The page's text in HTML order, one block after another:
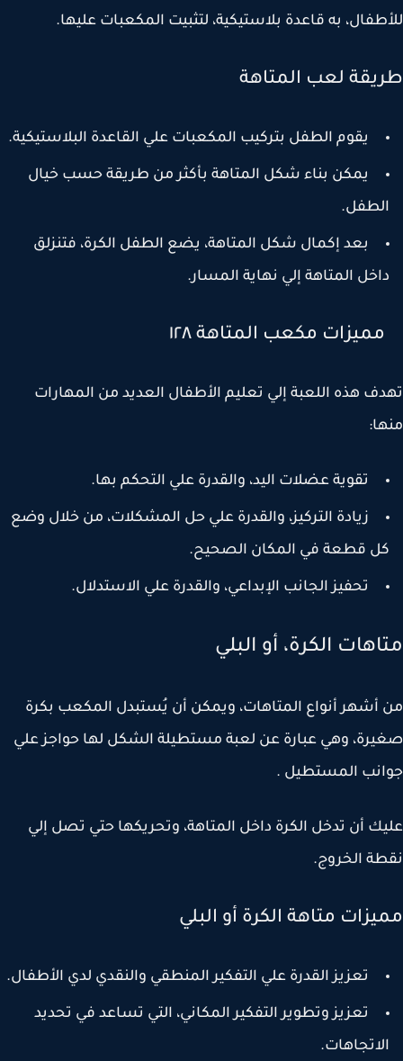
به قاعدة بلاستيكية، لتثبيت المكعبات عليها.
لعب المتاهة
يقوم الطفل بتركيب المكعبات علي القاعدة البلاستيكية.
يمكن بناء شكل المتاهة بأكثر من طريقة حسب خيال
بعد إكمال شكل المتاهة، يضع الطفل الكرة، فتنزلق
المتاهة إلي نهاية المسار.
مكعب المتاهة ١٢٨
هذه اللعبة إلي تعليم الأطفال العديد من المهارات
تقوية عضلات اليد، والقدرة علي التحكم بها.
زيادة التركيز، والقدرة علي حل المشكلات، من خلال وضع
قطعة في المكان الصحيح.
تحفيز الجانب الإبداعي، والقدرة علي الاستدلال.
الكرة، أو البلي
أشهر أنواع المتاهات، ويمكن أن يُستبدل المكعب بكرة
وهي عبارة عن لعبة مستطيلة الشكل لها حواجز علي
المستطيل .
أن تدخل الكرة داخل المتاهة، وتحريكها حتي تصل إلي
الخروج.
متاهة الكرة أو البلي
تعزيز القدرة علي التفكير المنطقي والنقدي لدي الأطفال.
تعزيز وتطوير التفكير المكاني، التي تساعد في تحديد